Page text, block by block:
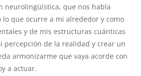
neurolingüística, que nos habla
lo que ocurre a mi alrededor y como
y de mis estructuras cuánticas
percepción de la realidad y crear un
armonizarme que vaya acorde con
a actuar.